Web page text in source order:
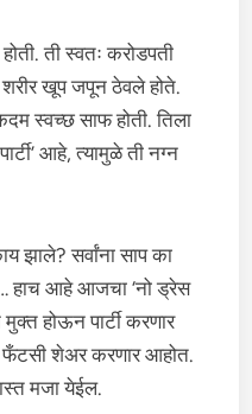
ती स्वतः करोडपती
खूप जपून ठेवले होते.
स्वच्छ साफ होती. तिला
आहे, त्यामुळे ती नग्न
झाले? सर्वांना साप का
हाच आहे आजचा ‘नो ड्रेस
होऊन पार्टी करणार
फँटसी शेअर करणार आहोत.
मजा येईल.